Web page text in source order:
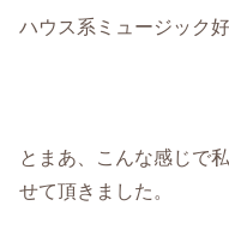
ハウス系ミュージック
とまあ、こんな感じで
せて頂きました。